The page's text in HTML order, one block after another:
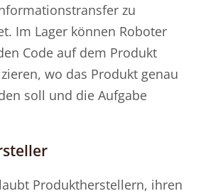
zu
Im Lager können Roboter
Code auf dem Produkt
wo das Produkt genau
soll und die Aufgabe
Produktherstellern, ihren